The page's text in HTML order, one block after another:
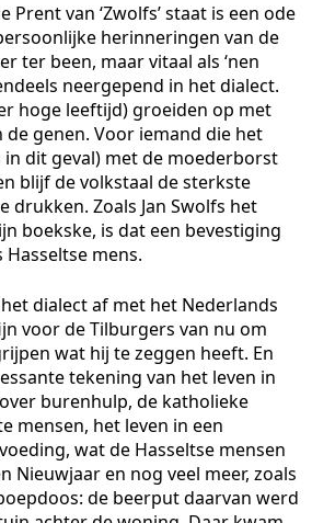
Prent van ‘Zwolfs’ staat is een ode
herinneringen van de
ter been, maar vitaal als ‘nen
neergepend in het dialect.
hoge leeftijd) groeiden op met
de genen. Voor iemand die het
in dit geval) met de moederborst
blijf de volkstaal de sterkste
drukken. Zoals Jan Swolfs het
boekske, is dat een bevestiging
mens.
dialect af met het Nederlands
voor de Tilburgers van nu om
wat hij te zeggen heeft. En
tekening van het leven in
burenhulp, de katholieke
mensen, het leven in een
wat de Hasseltse mensen
Nieuwjaar en nog veel meer, zoals
de beerput daarvan werd